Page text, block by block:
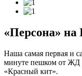
«Персона» на
Наша самая первая и
минуте пешком от
«Красный кит».